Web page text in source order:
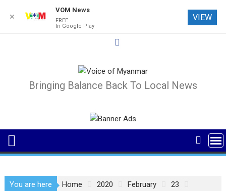
Bringing Balance Back To Local News
You are here Home 2020 February
23
✕
VOM News
FREE
In Google Play
VIEW